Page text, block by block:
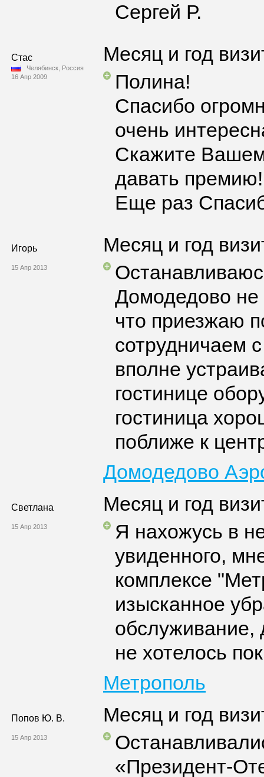
Сергей Р.
Стас
Челябинск, Россия
16 Апр 2009
Месяц и год
Полина!
Спасибо
очень
Скажите
давать премию!
Еще раз
Игорь
15 Апр 2013
Месяц и год
Домодедово не
что приезжаю
сотрудничаем
вполне
гостинице
гостиница
поближе к
Домодедово
Светлана
15 Апр 2013
Месяц и год
Я нахожусь в
увиденного,
комплексе
изысканное
обслуживание,
не хотелось
Метрополь
Попов Ю. В.
15 Апр 2013
Месяц и год
«Президент-